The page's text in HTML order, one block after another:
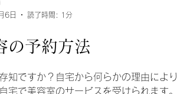
の予約方法
知ですか？自宅から何らかの理由により
宅で美容室のサービスを受けられます。
6日
読了時間: 1分